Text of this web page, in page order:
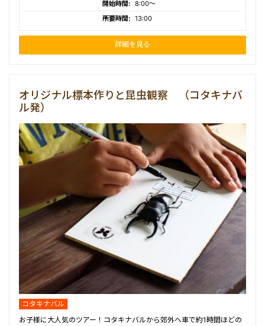
開始時間: 8:00〜
所要時間: 13:00
詳細を見る
オリジナル標本作りと昆虫観察 （コタキナバ
ル発）
コタキナバル
お子様に大人気のツアー！コタキナバルから郊外へ車で約1時間ほどの